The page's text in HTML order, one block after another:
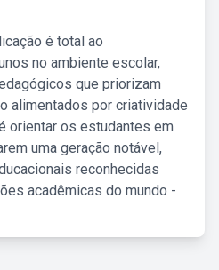
é total ao
no ambiente escolar,
que priorizam
alimentados por criatividade
orientar os estudantes em
uma geração notável,
reconhecidas
acadêmicas do mundo -